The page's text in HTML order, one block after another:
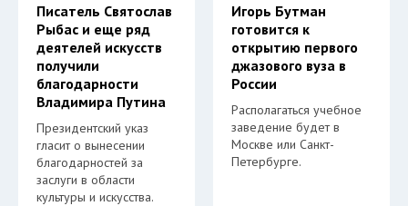
Писатель Святослав
Рыбас и еще ряд
деятелей искусств
получили
благодарности
Владимира Путина
Президентский указ
гласит о вынесении
благодарностей за
заслуги в области
культуры и искусства.
Игорь Бутман
готовится к
открытию первого
джазового вуза в
России
Располагаться учебное
заведение будет в
Москве или Санкт-
Петербурге.